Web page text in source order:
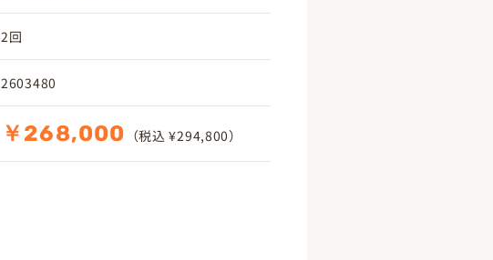
2回
2603480
￥268,000 （税込 ¥294,800）